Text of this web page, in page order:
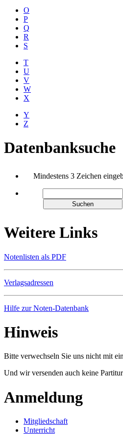
O
P
Q
R
S
T
U
V
W
X
Y
Z
Datenbanksuche
Mindestens 3 Zeichen
Weitere Links
Notenlisten als PDF
Verlagsadressen
Hilfe zur Noten-Datenbank
Hinweis
Bitte verwechseln Sie uns nicht mit
Und wir versenden auch keine
Anmeldung
Mitgliedschaft
Unterricht